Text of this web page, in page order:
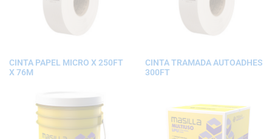
CINTA PAPEL MICRO X 250FT
X 76M
CINTA TRAMADA AUTOADHES
300FT